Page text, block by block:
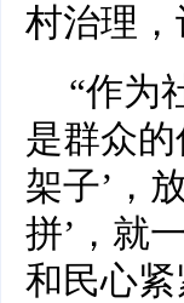
村治理
“作为
是群众
架子’，
拼’，就
和民心